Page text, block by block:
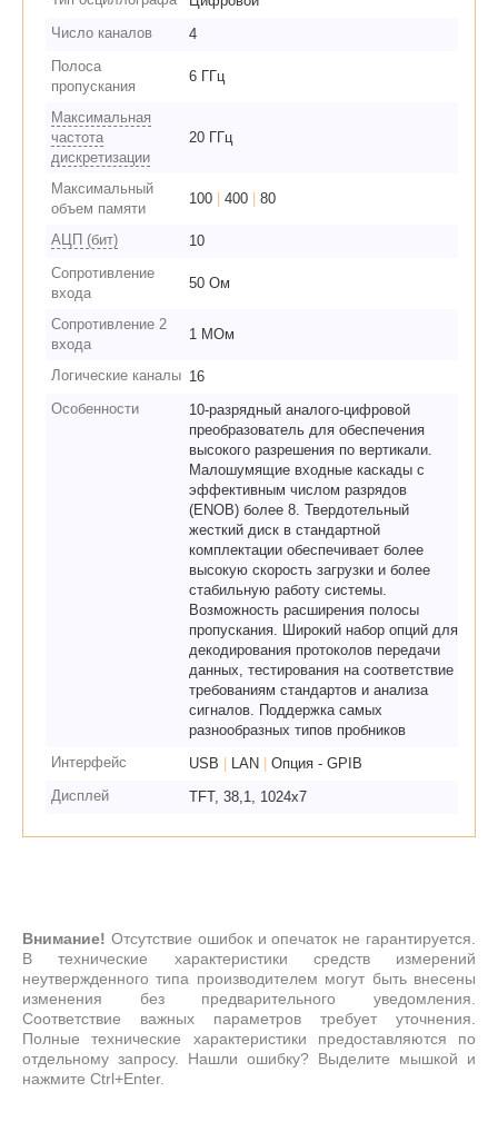
Число каналов
4
Полоса
пропускания
6 ГГц
Максимальная
частота
дискретизации
20 ГГц
Максимальный
объем памяти
100 400 80
АЦП (бит)
10
Сопротивление
входа
50 Ом
Сопротивление 2
входа
1 МОм
Логические каналы 16
Особенности
10-разрядный аналого-цифровой
преобразователь для обеспечения
высокого разрешения по вертикали.
Малошумящие входные каскады с
эффективным числом разрядов
(ENOB) более 8. Твердотельный
жесткий диск в стандартной
комплектации обеспечивает более
высокую скорость загрузки и более
стабильную работу системы.
Возможность расширения полосы
пропускания. Широкий набор опций для
декодирования протоколов передачи
данных, тестирования на соответствие
требованиям стандартов и анализа
сигналов. Поддержка самых
разнообразных типов пробников
Интерфейс
USB LAN
Опция - GPIB
Дисплей
TFT, 38,1, 1024х7
Внимание! Отсутствие ошибок и опечаток не гарантируется.
В технические характеристики средств измерений
неутвержденного типа производителем могут быть внесены
изменения без предварительного уведомления.
Соответствие важных параметров требует уточнения.
Полные технические характеристики предоставляются по
отдельному запросу. Нашли ошибку? Выделите мышкой и
нажмите Ctrl+Enter.